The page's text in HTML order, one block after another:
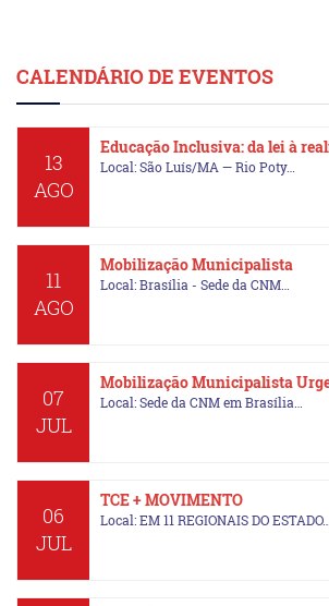
CALENDÁRIO DE EVENTOS
13
AGO
Educação Inclusiva: da lei à
Local: São Luís/MA — Rio Poty…
11
AGO
Mobilização Municipalista
Local: Brasília - Sede da CNM…
07
JUL
Mobilização Municipalista
Local: Sede da CNM em Brasília…
06
JUL
TCE + MOVIMENTO
Local: EM 11 REGIONAIS DO ESTADO…